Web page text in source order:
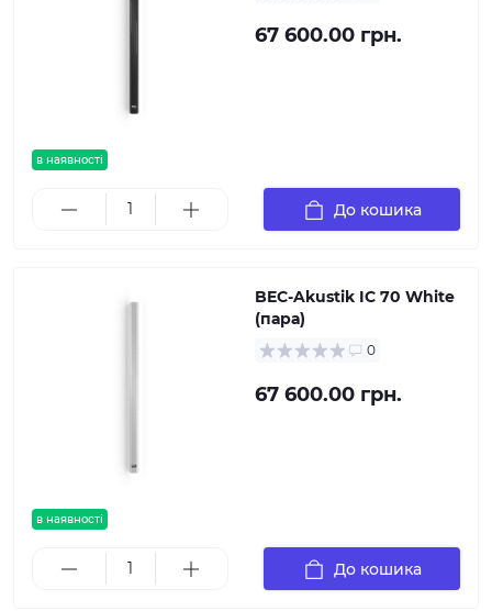
в наявності
67 600.00 грн.
До кошика
в наявності
BEC-Akustik IC 70 White
(пара)
0
67 600.00 грн.
До кошика